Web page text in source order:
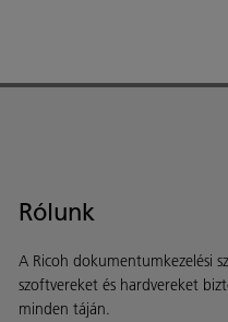
Rólunk
A Ricoh dokumentumkezelési
szoftvereket és hardvereket
minden táján.